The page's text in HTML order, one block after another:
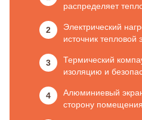
распределяет
Электрический
источник тепловой
Термический
изоляцию и
Алюминиевый
сторону помещения